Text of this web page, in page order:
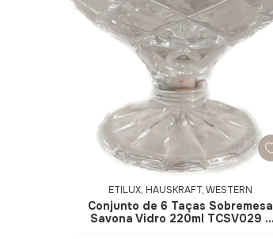
ETILUX, HAUSKRAFT, WESTERN
Conjunto de 6 Taças Sobremesa
Savona Vidro 220ml TCSV029 -